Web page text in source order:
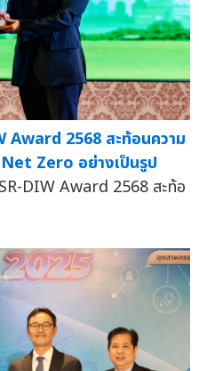
Award 2568 สะท้อนความ
Zero อย่างเป็นรูป
DIW Award 2568 สะท้อ